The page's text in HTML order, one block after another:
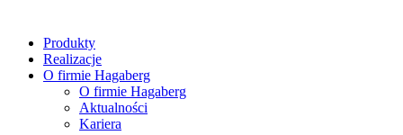
Produkty
Realizacje
O firmie Hagaberg
O firmie Hagaberg
Aktualności
Kariera